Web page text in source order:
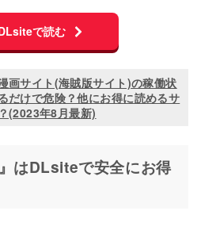
で読む
画サイト(海賊版サイト)の稼働状
だけで危険？他にお得に読めるサ
(2023年8月最新)
はDLsiteで安全にお得